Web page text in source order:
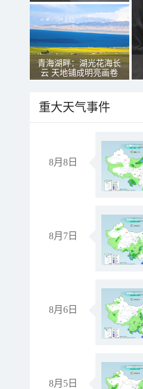
青海湖畔：湖光花海长
云 天地铺成明亮画卷
重大天气事件
8月8日
8月7日
8月6日
8月5日